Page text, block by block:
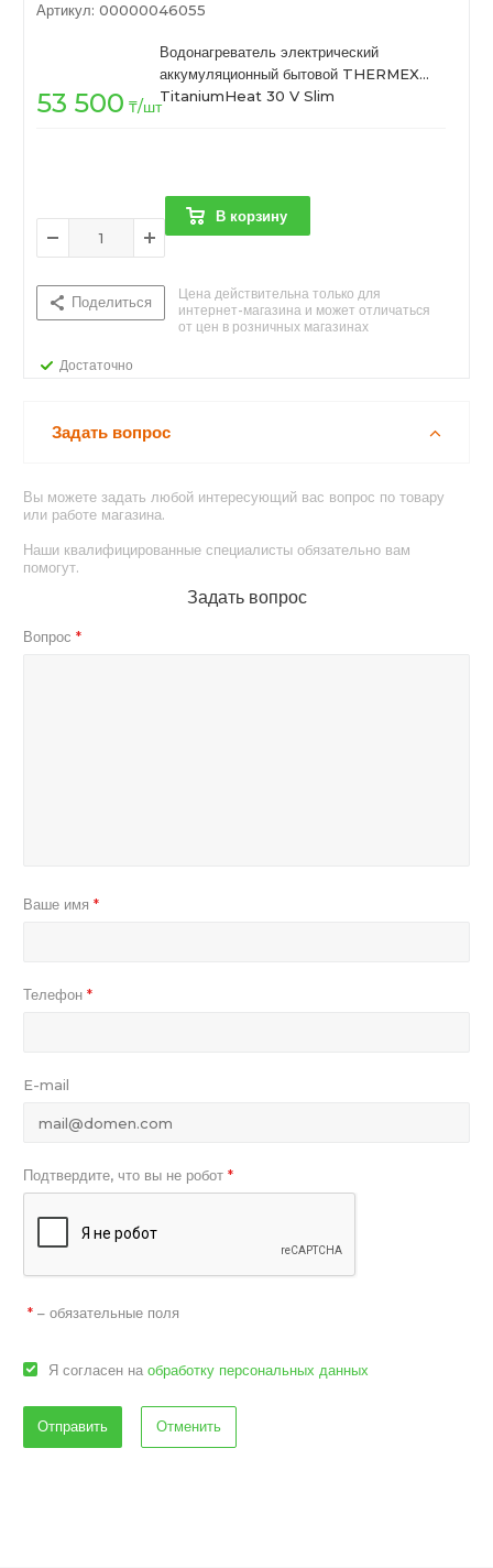
Артикул: 00000046055
Водонагреватель электрический
аккумуляционный бытовой THERMEX
TitaniumHeat 30 V Slim
53 500 ₸/шт
Достаточно
В корзину
Поделиться
Цена действительна только для
интернет-магазина и может отличаться
от цен в розничных магазинах
Задать вопрос
Вы можете задать любой интересующий вас вопрос по товару
или работе магазина.
Наши квалифицированные специалисты обязательно вам
помогут.
Задать вопрос
Вопрос *
Ваше имя *
Телефон *
E-mail
Подтвердите, что вы не робот *
* – обязательные поля
Я согласен на обработку персональных данных
Отменить